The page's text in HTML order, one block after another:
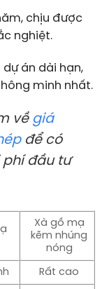
chịu được
nghiệt.
án dài hạn,
minh nhất.
về giá
để có
phí đầu tư
Xà gồ mạ
kẽm nhúng
nóng
Rất cao